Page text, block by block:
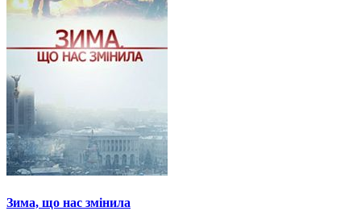
Зима, що нас змінила